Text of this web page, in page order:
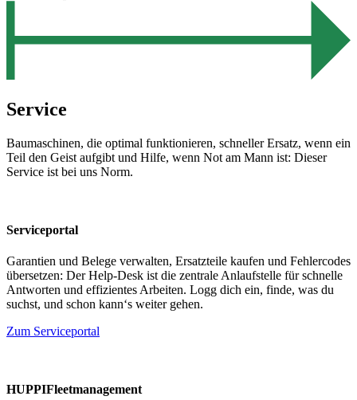
Service
Baumaschinen, die optimal funktionieren, schneller Ersatz, wenn ein
Teil den Geist aufgibt und Hilfe, wenn Not am Mann ist: Dieser
Service ist bei uns Norm.
Serviceportal
Garantien und Belege verwalten, Ersatzteile kaufen und Fehlercodes
übersetzen: Der Help-Desk ist die zentrale Anlaufstelle für schnelle
Antworten und effizientes Arbeiten. Logg dich ein, finde, was du
suchst, und schon kann‘s weiter gehen.
Zum Serviceportal
HUPPIFleetmanagement